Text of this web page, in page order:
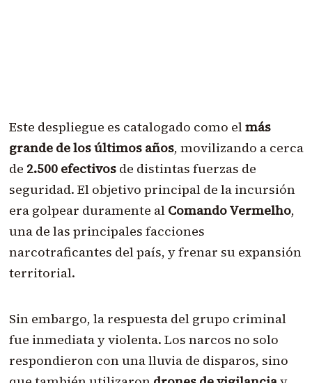
Este despliegue es catalogado como elmás
grande de los últimos años, movilizando a cerca
de 2.500 efectivosde distintas fuerzas de
seguridad. El objetivo principal de la incursión
era golpear duramente al Comando Vermelho,
una de las principales facciones
narcotraficantes del país, y frenar su expansión
territorial.
Sin embargo, la respuesta del grupo criminal
fue inmediata y violenta. Los narcos no solo
respondieron con una lluvia de disparos, sino